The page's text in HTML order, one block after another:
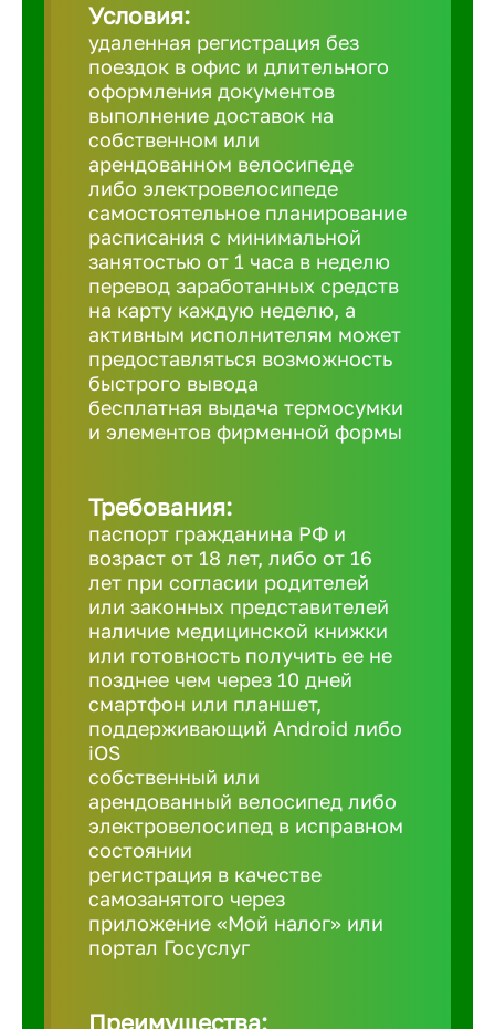
Условия:
удаленная регистрация без
поездок в офис и длительного
оформления документов
выполнение доставок на
собственном или
арендованном велосипеде
либо электровелосипеде
самостоятельное планирование
расписания с минимальной
занятостью от 1 часа в неделю
перевод заработанных средств
на карту каждую неделю, а
активным исполнителям может
предоставляться возможность
быстрого вывода
бесплатная выдача термосумки
и элементов фирменной формы
Требования:
паспорт гражданина РФ и
возраст от 18 лет, либо от 16
лет при согласии родителей
или законных представителей
наличие медицинской книжки
или готовность получить ее не
позднее чем через 10 дней
смартфон или планшет,
поддерживающий Android либо
iOS
собственный или
арендованный велосипед либо
электровелосипед в исправном
состоянии
регистрация в качестве
самозанятого через
приложение «Мой налог» или
портал Госуслуг
Преимущества: